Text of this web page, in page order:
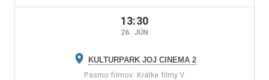
13:30
26. JÚN
KULTURPARK JOJ CINEMA 2
Pásmo filmov: Krátke filmy V